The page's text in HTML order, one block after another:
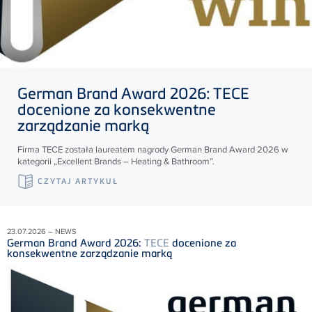
German Brand Award 2026: TECE
docenione za konsekwentne
zarządzanie marką
Firma TECEzostała laureatem nagrody German Brand Award 2026 w
kategorii „Excellent Brands – Heating & Bathroom”.
CZYTAJ ARTYKUŁ
23.07.2026 – NEWS
German Brand Award 2026: TECE docenione za
konsekwentne zarządzanie marką